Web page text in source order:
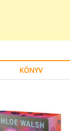
KÖNYV